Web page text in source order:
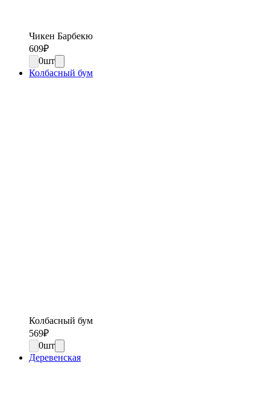
Чикен Барбекю
609₽
0шт
Колбасный бум
Колбасный бум
569₽
0шт
Деревенская